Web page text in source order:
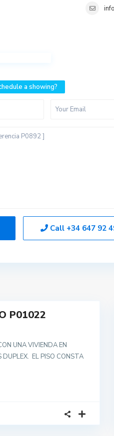
a showing?
Call +34 647 92
P01022
UNA VIVIENDA EN
DUPLEX. EL PISO CONSTA